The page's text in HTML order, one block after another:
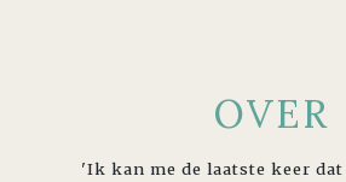
OVER
'Ik kan me de laatste keer